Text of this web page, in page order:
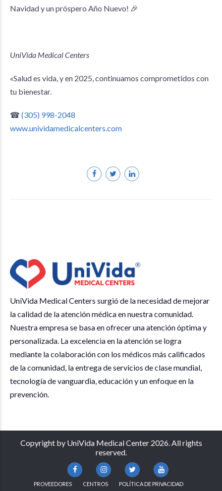
Navidad y un próspero Año Nuevo! 🎉
UniVida Medical Centers
«Salud es vida, y en 2025, continuamos comprometidos con
tu bienestar.
☎ (305) 998-2048
www.unividamedicalcenters.com
UniVida Medical Centers surgió de la necesidad de mejorar
la calidad de la atención médica en nuestra comunidad.
Nuestra empresa se basa en ofrecer una atención óptima y
personalizada. La excelencia en la atención se logra
mediante la colaboración con los médicos más calificados
de la comunidad, la entrega de servicios de clase mundial,
tecnología de vanguardia, educación y un enfoque en la
prevención.
Copyright by UniVida Medical Center 2026. All rights
reserved.
PROVEEDORES CENTROS POLÍTICA DE PRIVACIDAD